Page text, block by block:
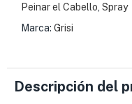
Peinar el Cabello Spray
Marca: Grisi
Descripción del